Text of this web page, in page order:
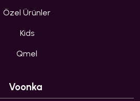
Özel Ürünler
Kids
Qmel
Voonka